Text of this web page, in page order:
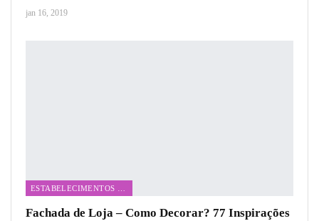
jan 16, 2019
Fachada de Loja – Como Decorar? 77 Inspirações